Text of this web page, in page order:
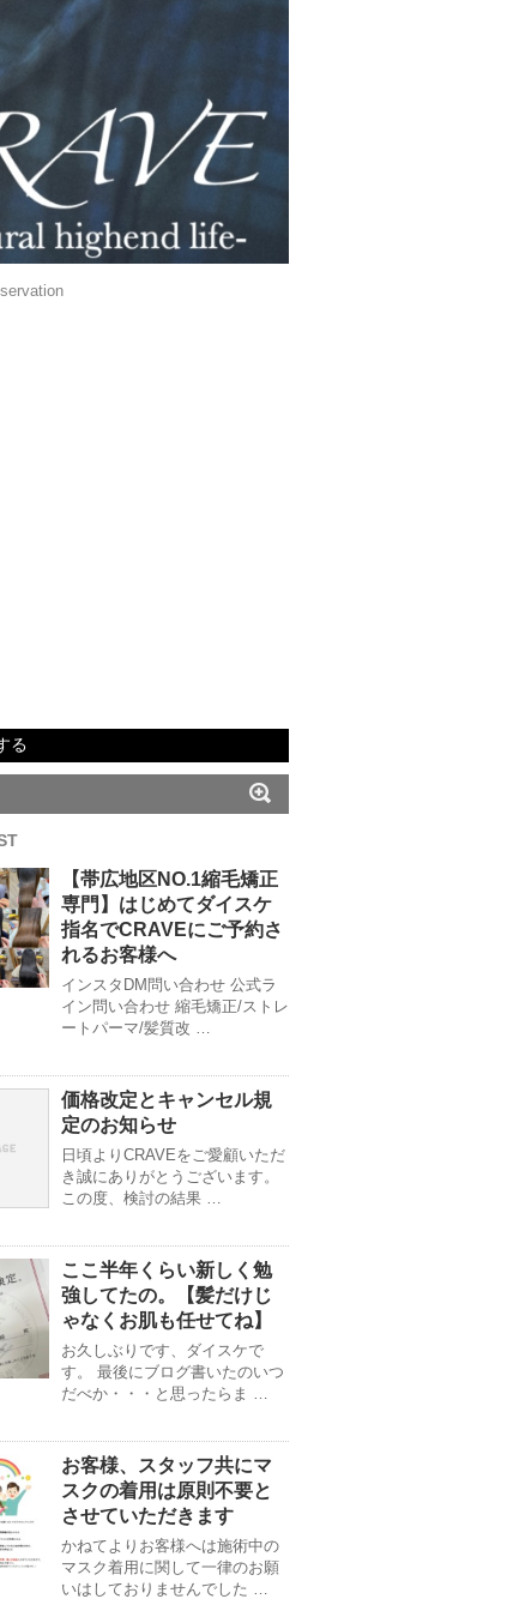
る
【帯広地区NO.1縮毛矯正
専門】はじめてダイスケ
指名でCRAVEにご予約さ
れるお客様へ
インスタDM問い合わせ 公式ラ
イン問い合わせ 縮毛矯正/ストレ
ートパーマ/髪質改 …
価格改定とキャンセル規
定のお知らせ
日頃よりCRAVEをご愛顧いただ
き誠にありがとうございます。
この度、検討の結果 …
ここ半年くらい新しく勉
強してたの。【髪だけじ
ゃなくお肌も任せてね】
お久しぶりです、ダイスケで
す。 最後にブログ書いたのいつ
だべか・・・と思ったらま …
お客様、スタッフ共にマ
スクの着用は原則不要と
させていただきます
かねてよりお客様へは施術中の
マスク着用に関して一律のお願
いはしておりませんでした …